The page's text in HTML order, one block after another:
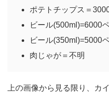
ポテトチップス＝
ビール(500ml)=6000
ビール(350ml)=5000
肉じゃが＝不明
上の画像から見る限り、カ